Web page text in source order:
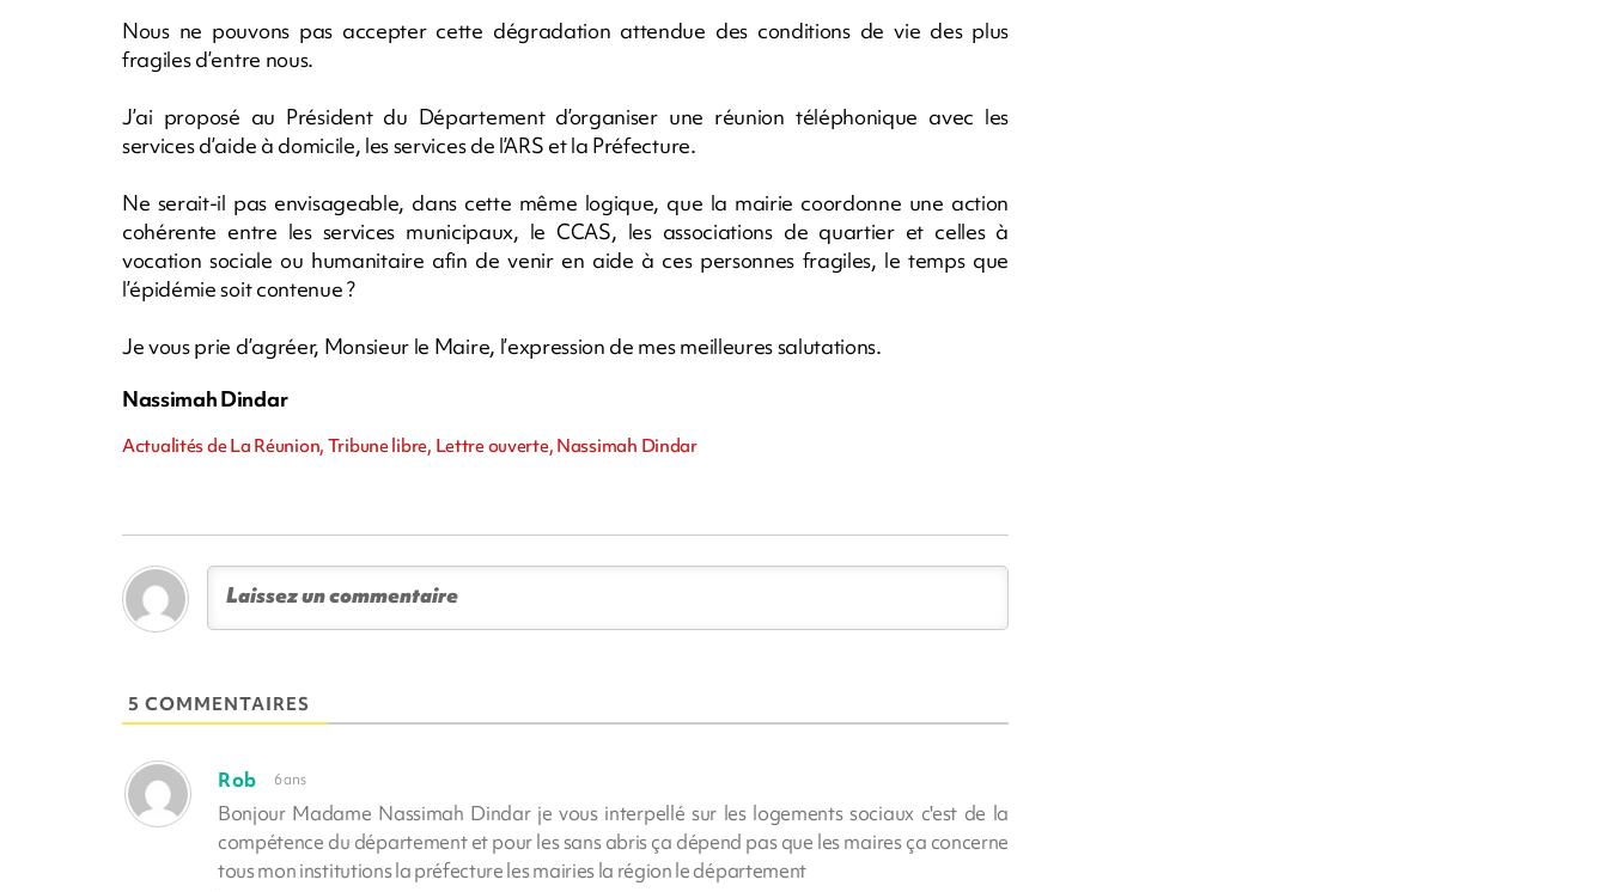
Nous ne pouvons pas accepter cette dégradation attendue des conditions de vie des plus
fragiles d’entre nous.
J’ai proposé au Président du Département d’organiser une réunion téléphonique avec les
services d’aide à domicile, les services de l’ARS et la Préfecture.
Ne serait-il pas envisageable, dans cette même logique, que la mairie coordonne une action
cohérente entre les services municipaux, le CCAS, les associations de quartier et celles à
vocation sociale ou humanitaire afin de venir en aide à ces personnes fragiles, le temps que
l’épidémie soit contenue ?
Je vous prie d’agréer, Monsieur le Maire, l’expression de mes meilleures salutations.
Nassimah Dindar
Actualités de La Réunion, Tribune libre, Lettre ouverte, Nassimah Dindar
5 COMMENTAIRES
Rob 6 ans
Bonjour Madame Nassimah Dindar je vous interpellé sur les logements sociaux c'est de la
compétence du département et pour les sans abris ça dépend pas que les maires ça concerne
tous mon institutions la préfecture les mairies la région le département